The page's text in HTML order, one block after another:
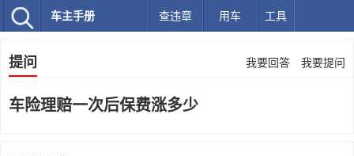
车主手册 查违章 用车 工具
提问 我要回答 我要提问
车险理赔一次后保费涨多少